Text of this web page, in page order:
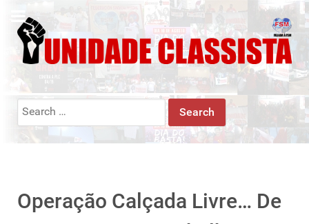
Search
Operação Calçada Livre… De